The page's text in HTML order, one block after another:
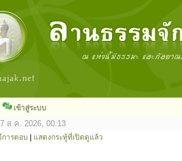
เข้าสู่ระบบ
ส.ค. 2026, 00:13
การตอบ แสดงกระทู้ที่เปิดดูแล้ว